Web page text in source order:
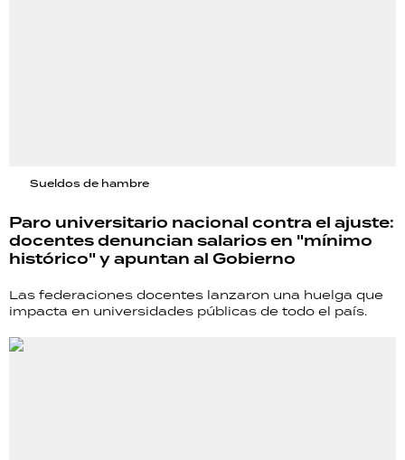
Sueldos de hambre
Paro universitario nacional contra el ajuste:
docentes denuncian salarios en "mínimo
histórico" y apuntan al Gobierno
Las federaciones docentes lanzaron una huelga que
impacta en universidades públicas de todo el país.